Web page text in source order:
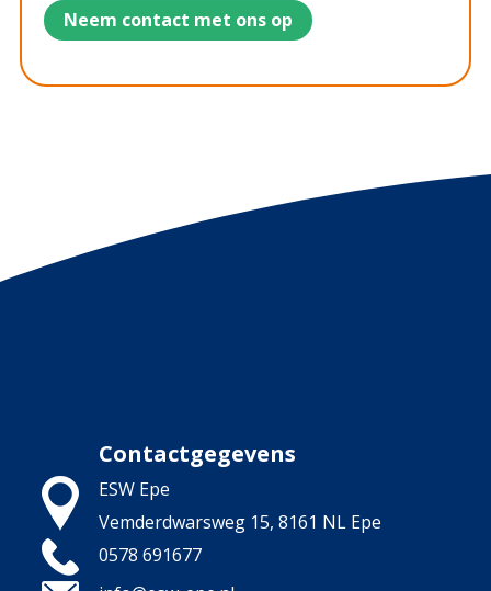
Neem contact met ons op
Contactgegevens
ESW Epe
Vemderdwarsweg 15, 8161 NL Epe
0578 691677